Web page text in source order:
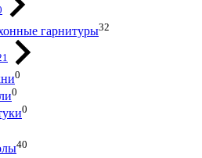
гарнитуры32
0
0
0
40